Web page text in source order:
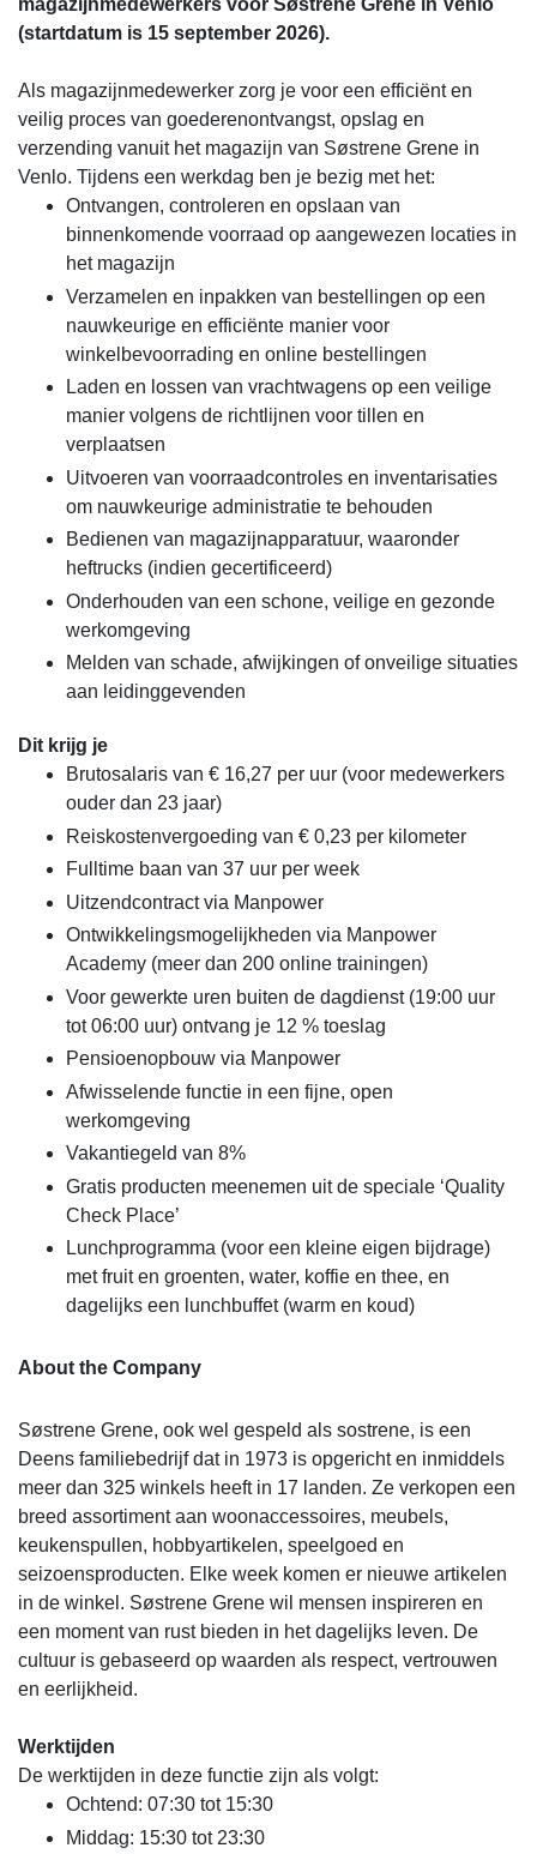
magazijnmedewerkers voor Søstrene Grene in Venlo
(startdatum is 15 september 2026).
Als magazijnmedewerker zorg je voor een efficiënt en
veilig proces van goederenontvangst, opslag en
verzending vanuit het magazijn van Søstrene Grene in
Venlo. Tijdens een werkdag ben je bezig met het:
Ontvangen, controleren en opslaan van
binnenkomende voorraad op aangewezen locaties in
het magazijn
Verzamelen en inpakken van bestellingen op een
nauwkeurige en efficiënte manier voor
winkelbevoorrading en online bestellingen
Laden en lossen van vrachtwagens op een veilige
manier volgens de richtlijnen voor tillen en
verplaatsen
Uitvoeren van voorraadcontroles en inventarisaties
om nauwkeurige administratie te behouden
Bedienen van magazijnapparatuur, waaronder
heftrucks (indien gecertificeerd)
Onderhouden van een schone, veilige en gezonde
werkomgeving
Melden van schade, afwijkingen of onveilige situaties
aan leidinggevenden
Dit krijg je
Brutosalaris van € 16,27 per uur (voor medewerkers
ouder dan 23 jaar)
Reiskostenvergoeding van € 0,23 per kilometer
Fulltime baan van 37 uur per week
Uitzendcontract via Manpower
Ontwikkelingsmogelijkheden via Manpower
Academy (meer dan 200 online trainingen)
Voor gewerkte uren buiten de dagdienst (19:00 uur
tot 06:00 uur) ontvang je 12 % toeslag
Pensioenopbouw via Manpower
Afwisselende functie in een fijne, open
werkomgeving
Vakantiegeld van 8%
Gratis producten meenemen uit de speciale ‘Quality
Check Place’
Lunchprogramma (voor een kleine eigen bijdrage)
met fruit en groenten, water, koffie en thee, en
dagelijks een lunchbuffet (warm en koud)
About the Company
Søstrene Grene, ook wel gespeld als sostrene, is een
Deens familiebedrijf dat in 1973 is opgericht en inmiddels
meer dan 325 winkels heeft in 17 landen. Ze verkopen een
breed assortiment aan woonaccessoires, meubels,
keukenspullen, hobbyartikelen, speelgoed en
seizoensproducten. Elke week komen er nieuwe artikelen
in de winkel. Søstrene Grene wil mensen inspireren en
een moment van rust bieden in het dagelijks leven. De
cultuur is gebaseerd op waarden als respect, vertrouwen
en eerlijkheid.
Werktijden
De werktijden in deze functie zijn als volgt:
Ochtend: 07:30 tot 15:30
Middag: 15:30 tot 23:30